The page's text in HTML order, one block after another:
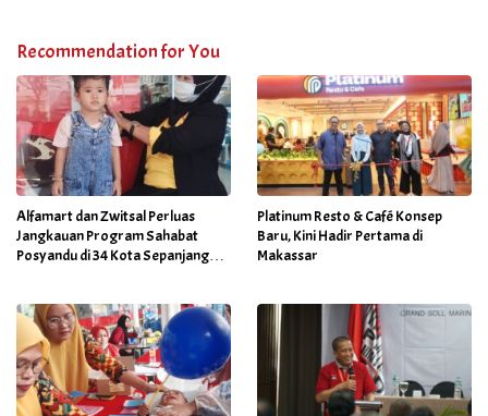
Recommendation for You
Alfamart dan Zwitsal Perluas
Jangkauan Program Sahabat
Posyandu di 34 Kota Sepanjang
Platinum Resto & Café Konsep
Baru, Kini Hadir Pertama di
Makassar